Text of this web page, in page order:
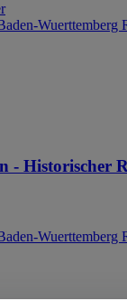
Wuerttemberg
- Historischer
Wuerttemberg